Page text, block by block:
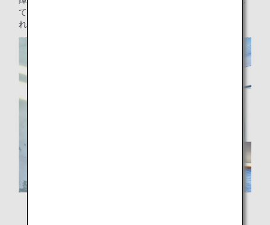
て企業の商品パッケージやWALL ARTデザインとして採用さ
れた軌跡を見ることができました。